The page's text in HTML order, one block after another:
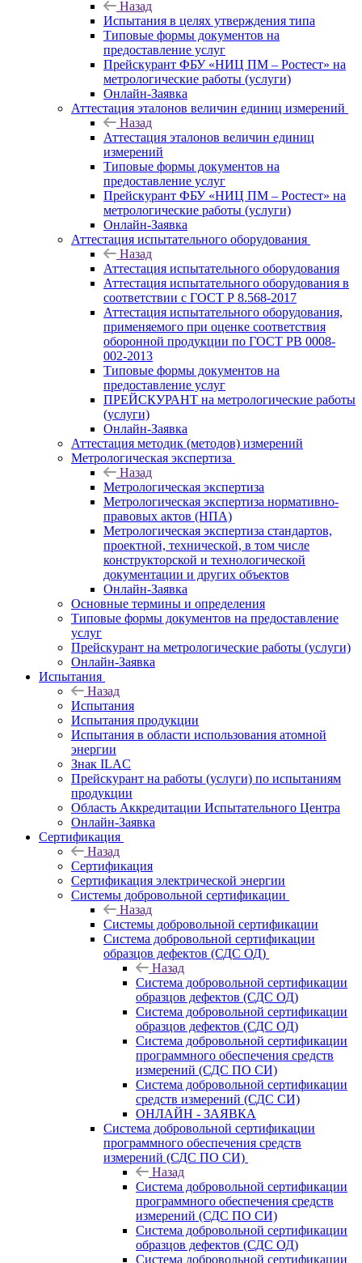
Назад
Испытания в целях утверждения типа
Типовые формы документов на
предоставление услуг
Прейскурант ФБУ «НИЦ ПМ – Ростест» на
метрологические работы (услуги)
Онлайн-Заявка
Аттестация эталонов величин единиц измерений
Назад
Аттестация эталонов величин единиц
измерений
Типовые формы документов на
предоставление услуг
Прейскурант ФБУ «НИЦ ПМ – Ростест» на
метрологические работы (услуги)
Онлайн-Заявка
Аттестация испытательного оборудования
Назад
Аттестация испытательного оборудования
Аттестация испытательного оборудования в
соответствии с ГОСТ Р 8.568-2017
Аттестация испытательного оборудования,
применяемого при оценке соответствия
оборонной продукции по ГОСТ РВ 0008-
002-2013
Типовые формы документов на
предоставление услуг
ПРЕЙСКУРАНТ на метрологические работы
(услуги)
Онлайн-Заявка
Аттестация методик (методов) измерений
Метрологическая экспертиза
Назад
Метрологическая экспертиза
Метрологическая экспертиза нормативно-
правовых актов (НПА)
Метрологическая экспертиза стандартов,
проектной, технической, в том числе
конструкторской и технологической
документации и других объектов
Онлайн-Заявка
Основные термины и определения
Типовые формы документов на предоставление
услуг
Прейскурант на метрологические работы (услуги)
Онлайн-Заявка
Испытания
Назад
Испытания
Испытания продукции
Испытания в области использования атомной
энергии
Знак ILAC
Прейскурант на работы (услуги) по испытаниям
продукции
Область Аккредитации Испытательного Центра
Онлайн-Заявка
Сертификация
Назад
Сертификация
Сертификация электрической энергии
Системы добровольной сертификации
Назад
Системы добровольной сертификации
Система добровольной сертификации
образцов дефектов (СДС ОД)
Назад
Система добровольной сертификации
образцов дефектов (СДС ОД)
Система добровольной сертификации
образцов дефектов (СДС ОД)
Система добровольной сертификации
программного обеспечения средств
измерений (СДС ПО СИ)
Система добровольной сертификации
средств измерений (СДС СИ)
ОНЛАЙН - ЗАЯВКА
Система добровольной сертификации
программного обеспечения средств
измерений (СДС ПО СИ)
Назад
Система добровольной сертификации
программного обеспечения средств
измерений (СДС ПО СИ)
Система добровольной сертификации
образцов дефектов (СДС ОД)
Система добровольной сертификации